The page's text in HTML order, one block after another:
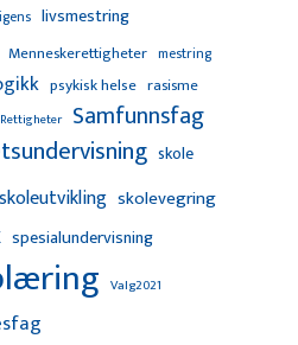
livsmestring
Menneskerettigheter mestring
psykisk helse rasisme
Rettigheter Samfunnsfag
skole
skoleutvikling skolevegring
spesialundervisning
Valg2021